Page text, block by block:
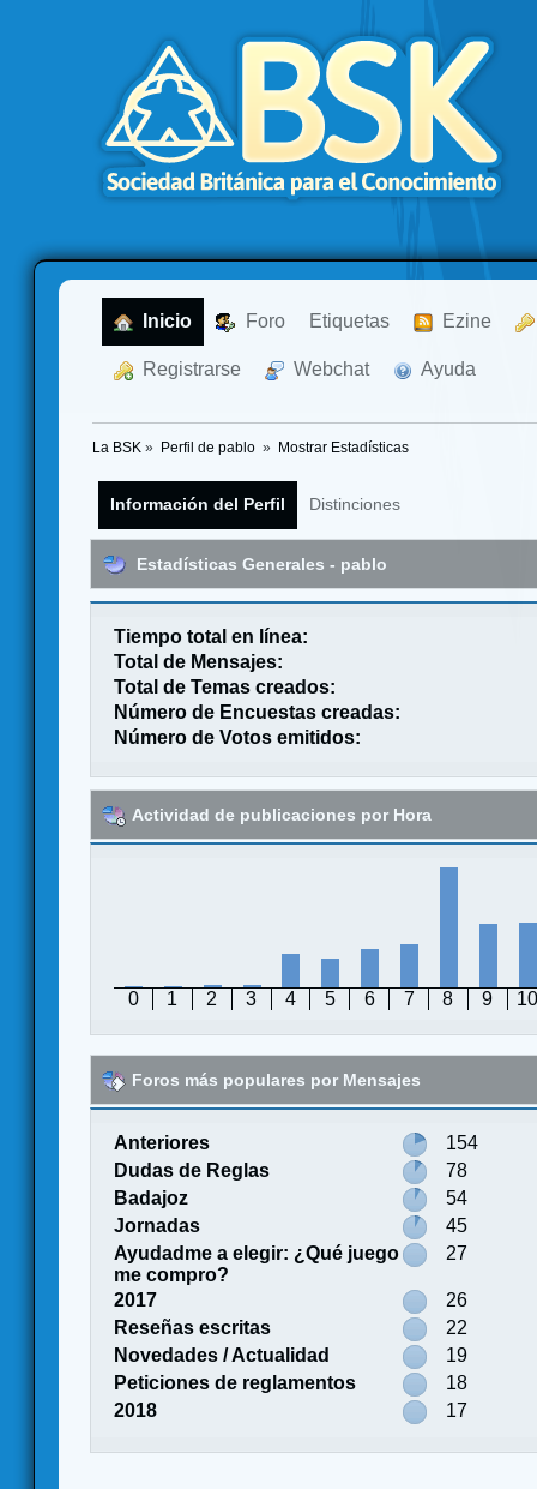
Inicio Foro Etiquetas Ezine
Registrarse Webchat Ayuda
La BSK » Perfil de pablo » Mostrar Estadísticas
Información del Perfil Distinciones
Estadísticas Generales - pablo
Tiempo total en línea:
Total de Mensajes:
Total de Temas creados:
Número de Encuestas creadas:
Número de Votos emitidos:
Actividad de publicaciones por Hora
0 1 2 3 4 5 6 7 8 9 10
Foros más populares por Mensajes
Anteriores
154
Dudas de Reglas
78
Badajoz
54
Jornadas
45
Ayudadme a elegir: ¿Qué juego
me compro?
27
2017
26
Reseñas escritas
22
Novedades / Actualidad
19
Peticiones de reglamentos
18
2018
17